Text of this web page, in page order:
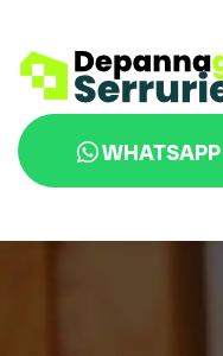
WHATSAPP